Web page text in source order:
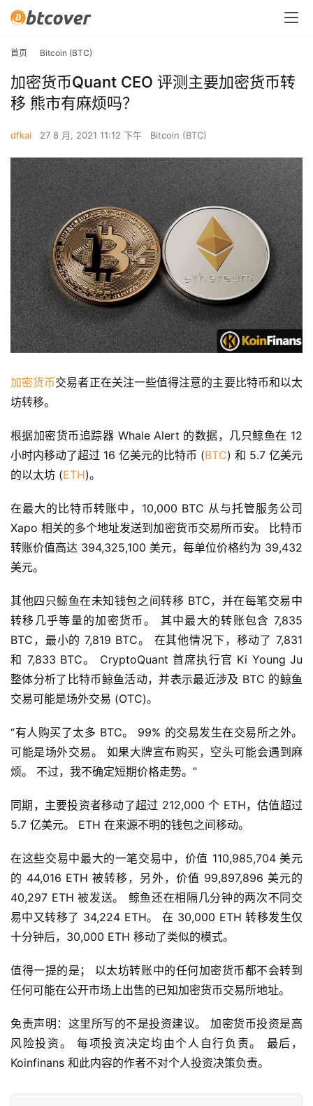
首
页
快
仰
首页 Bitcoin (BTC)
加密货币Quant CEO 评测主要加密货币转
移 熊市有麻烦吗？
dfkai 27 8 月, 2021 11:12 下午 Bitcoin (BTC)
加密货币交易者正在关注一些值得注意的主要比特币和以太
坊转移。
根据加密货币追踪器 Whale Alert 的数据，几只鲸鱼在 12
小时内移动了超过 16 亿美元的比特币 (BTC) 和 5.7 亿美元
的以太坊 (ETH)。
在最大的比特币转账中，10,000 BTC 从与托管服务公司
Xapo 相关的多个地址发送到加密货币交易所币安。 比特币
转账价值高达 394,325,100 美元，每单位价格约为 39,432
美元。
其他四只鲸鱼在未知钱包之间转移 BTC，并在每笔交易中
转移几乎等量的加密货币。 其中最大的转账包含 7,835
BTC，最小的 7,819 BTC。 在其他情况下，移动了 7,831
和 7,833 BTC。 CryptoQuant 首席执行官 Ki Young Ju
整体分析了比特币鲸鱼活动，并表示最近涉及 BTC 的鲸鱼
交易可能是场外交易 (OTC)。
“有人购买了太多 BTC。 99% 的交易发生在交易所之外。
可能是场外交易。 如果大牌宣布购买，空头​​可能会遇到麻
烦。 不过，我不确定短期价格走势。”
同期，主要投资者移动了超过 212,000 个 ETH，估值超过
5.7 亿美元。 ETH 在来源不明的钱包之间移动。
在这些交易中最大的一笔交易中，价值 110,985,704 美元
的 44,016 ETH 被转移，另外，价值 99,897,896 美元的
40,297 ETH 被发送。 鲸鱼还在相隔几分钟的两次不同交
易中又转移了 34,224 ETH。 在 30,000 ETH 转移发生仅
十分钟后，30,000 ETH 移动了类似的模式。
值得一提的是； 以太坊转账中的任何加密货币都不会转到
任何可能在公开市场上出售的已知加密货币交易所地址。
免责声明：这里所写的不是投资建议。 加密货币投资是高
风险投资。 每项投资决定均由个人自行负责。 最后，
Koinfinans 和此内容的作者不对个人投资决策负责。